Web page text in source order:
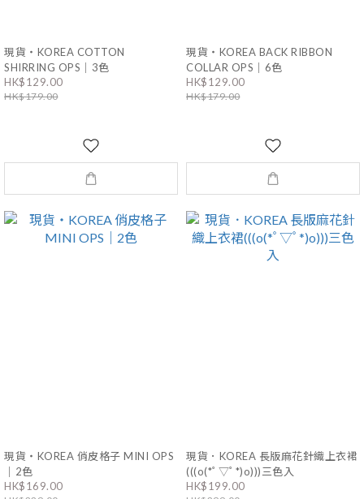
現貨・KOREA COTTON
SHIRRING OPS｜3色
HK$129.00
HK$179.00
現貨・KOREA BACK RIBBON
COLLAR OPS｜6色
HK$129.00
HK$179.00
現貨・KOREA 俏皮格子 MINI OPS
｜2色
HK$169.00
現貨．KOREA 長版麻花針織上衣裙
(((o(*ﾟ▽ﾟ*)o)))三色入
HK$199.00